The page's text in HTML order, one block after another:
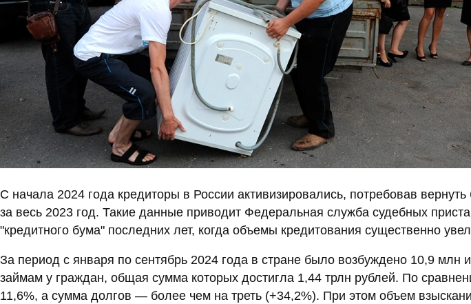
С начала 2024 года кредиторы в России активизировались, потребовав
за весь 2023 год. Такие данные приводит Федеральная служба судебных
"кредитного бума" последних лет, когда объемы кредитования существенно
За период с января по сентябрь 2024 года в стране было возбуждено 10,9
займам у граждан, общая сумма которых достигла 1,44 трлн рублей. По
11,6%, а сумма долгов — более чем на треть (+34,2%). При этом объем